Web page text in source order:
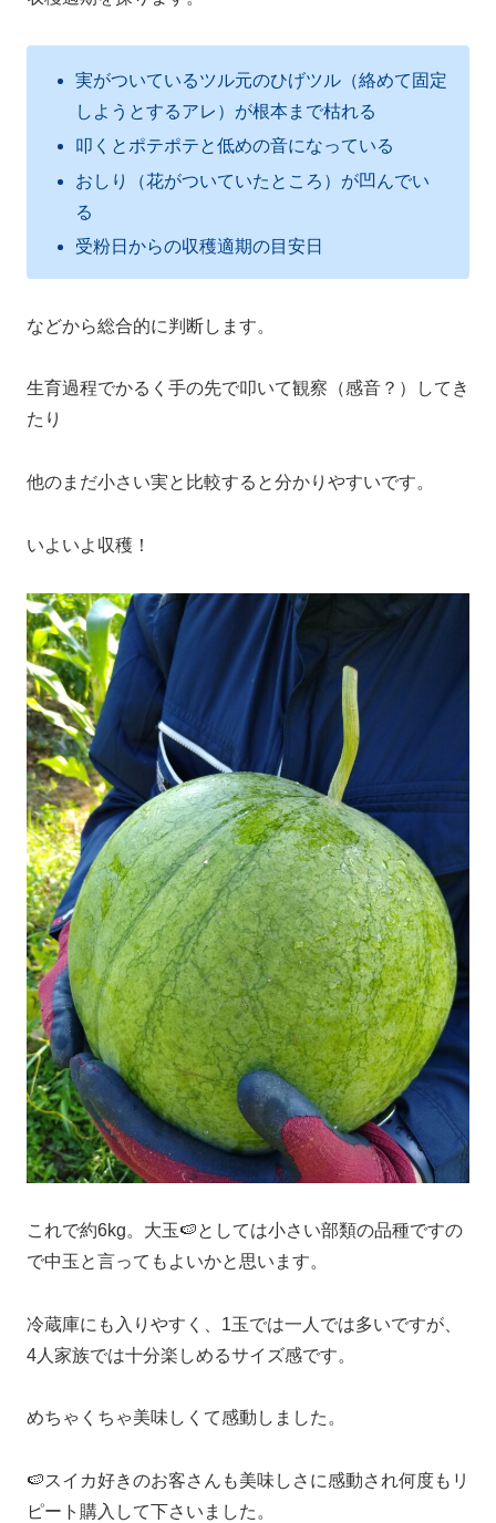
実がついているツル元のひげツル（絡めて固定
しようとするアレ）が根本まで枯れる
叩くとポテポテと低めの音になっている
おしり（花がついていたところ）が凹んでい
る
受粉日からの収穫適期の目安日
などから総合的に判断します。
生育過程でかるく手の先で叩いて観察（感音？）してき
たり
他のまだ小さい実と比較すると分かりやすいです。
いよいよ収穫！
これで約6kg。大玉🍉としては小さい部類の品種ですの
で中玉と言ってもよいかと思います。
冷蔵庫にも入りやすく、1玉では一人では多いですが、
4人家族では十分楽しめるサイズ感です。
めちゃくちゃ美味しくて感動しました。
🍉スイカ好きのお客さんも美味しさに感動され何度もリ
ピート購入して下さいました。